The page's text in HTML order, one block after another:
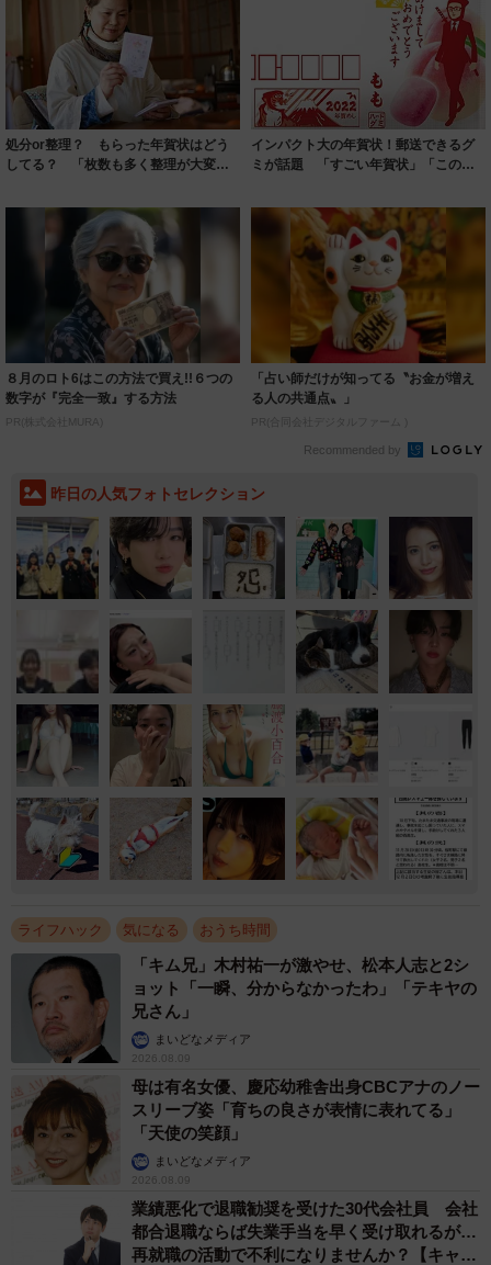
処分or整理？ もらった年賀状はどう
してる？ 「枚数も多く整理が大変で
インパクト大の年賀状！郵送できるグ
ミが話題 「すごい年賀状」「この発
８月のロト6はこの方法で買え!!６つの
数字が『完全一致』する方法
PR(株式会社MURA)
「占い師だけが知ってる〝お金が増え
る人の共通点〟」
PR(合同会社デジタルファーム )
Recommended by
昨日の人気フォトセレクション
ライフハック 気になる おうち時間
「キム兄」木村祐一が激やせ、松本人志と2シ
ョット「一瞬、分からなかったわ」「テキヤの
兄さん」
まいどなメディア
2026.08.09
母は有名女優、慶応幼稚舎出身CBCアナのノー
スリーブ姿「育ちの良さが表情に表れてる」
「天使の笑顔」
まいどなメディア
2026.08.09
業績悪化で退職勧奨を受けた30代会社員 会社
都合退職ならば失業手当を早く受け取れるが…
再就職の活動で不利になりませんか？【キャリ